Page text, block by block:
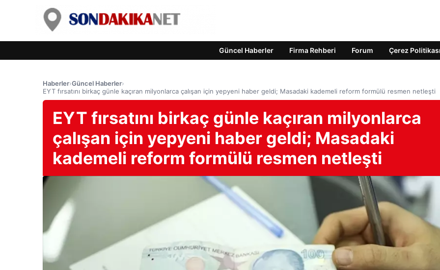
Güncel Haberler Firma Rehberi Forum Çerez Politikası
Haberler›Güncel Haberler›
EYT fırsatını birkaç günle kaçıran milyonlarca çalışan için yepyeni haber geldi; Masadaki kademeli reform formülü resmen netleşti
EYT fırsatını birkaç günle kaçıran milyonlarca
çalışan için yepyeni haber geldi; Masadaki
kademeli reform formülü resmen netleşti